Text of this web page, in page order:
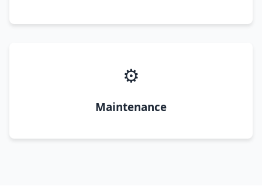
⚙️
Maintenance